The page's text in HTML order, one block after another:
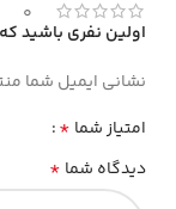
0
اولین نفری باشید که دیدگاهی را
نشانی ایمیل شما
امتیاز شما *
دیدگاه شما *